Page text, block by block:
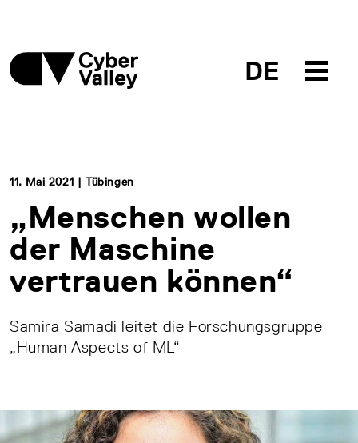
DE
11. Mai 2021 | Tübingen
„Menschen wollen
der Maschine
vertrauen können“
Samira Samadi leitet die Forschungsgruppe
„Human Aspects of ML“